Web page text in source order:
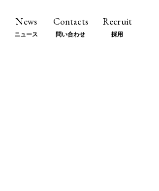
News
ニュース
Contacts
問い合わせ
Recruit
採用